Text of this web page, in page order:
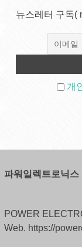
뉴스레터 구독(
개
파워일렉트로닉스
POWER
Web. https://